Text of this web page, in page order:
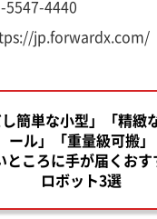
5547-4440
jp.forwardx.com/
し簡単な小型」「精緻
ール」「重量級可搬」
ところに手が届くおす
ロボット3選